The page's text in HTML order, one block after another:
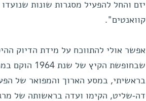
יזם והחל להפעיל מסגרות שונות
קוואנטים".
אפשר אולי להתווכח על מידת הדיוק
שבחופשת
בראשיתי, במסע הארוך והמפואר של
דה-שליט, הקימו ועדה בראשותה של